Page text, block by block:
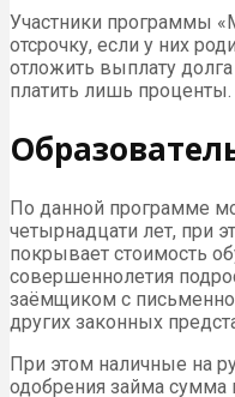
Участники программы
отсрочку, если у них
отложить выплату
платить лишь проценты.
По данной программе
четырнадцати лет, при
покрывает стоимость
совершеннолетия
заёмщиком с
других законных
При этом наличные на
одобрения займа сумма